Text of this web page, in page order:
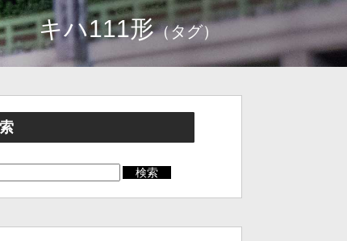
キハ111形（タグ）